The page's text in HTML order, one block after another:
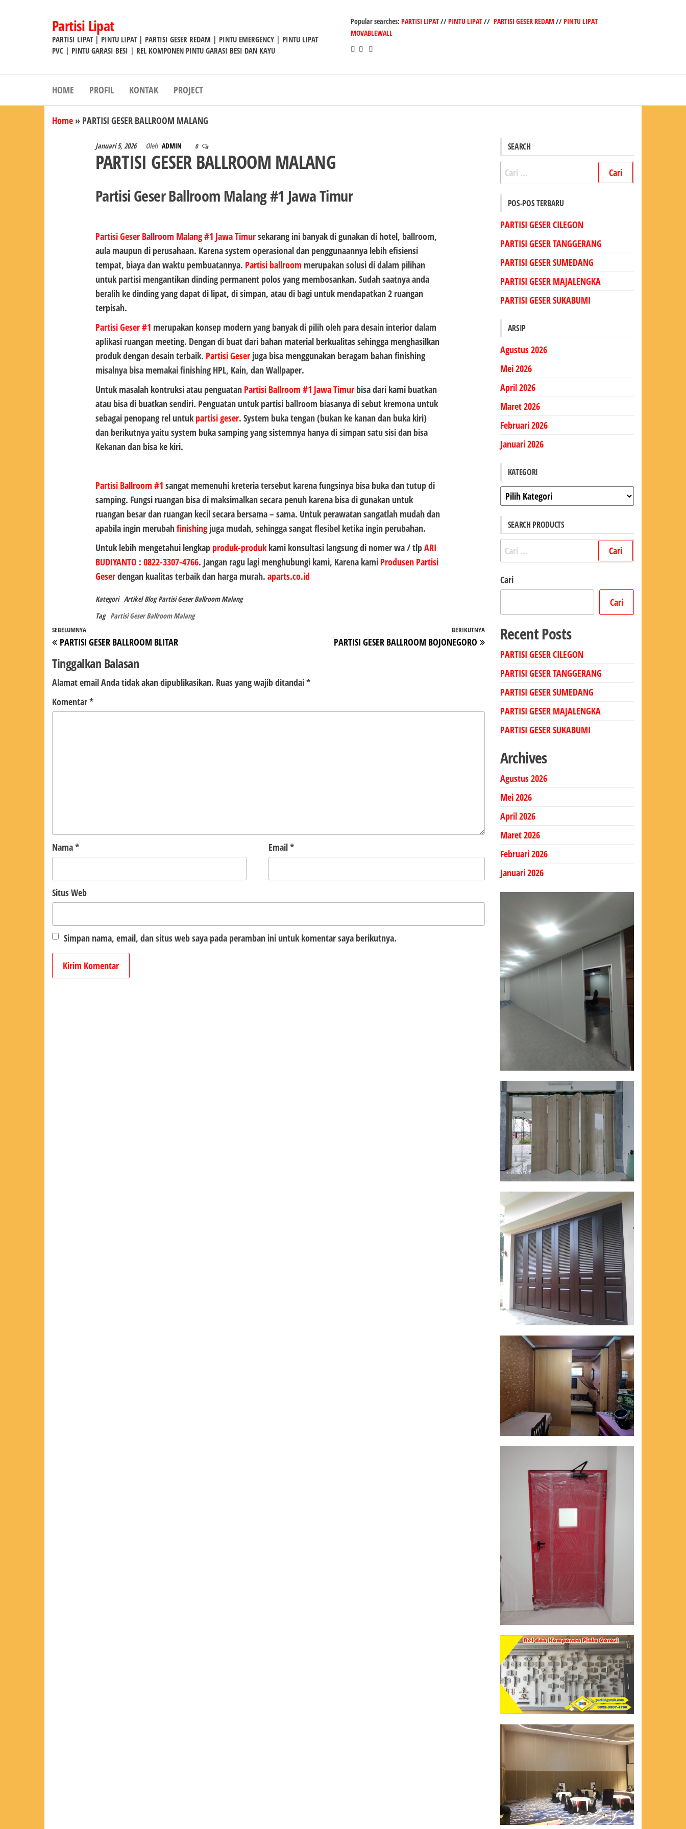
Partisi Lipat
PARTISI LIPAT | PINTU LIPAT | PARTISI GESER REDAM | PINTU EMERGENCY | PINTU LIPAT
PVC | PINTU GARASI BESI | REL KOMPONEN PINTU GARASI BESI DAN KAYU
Popular searches: PARTISI LIPAT//PINTU LIPAT// PARTISI GESER REDAM//PINTU LIPAT
MOVABLEWALL
HOME PROFIL KONTAK PROJECT
Home » PARTISI GESER BALLROOM MALANG
Januari 5, 2026 Oleh ADMIN 0
PARTISI GESER BALLROOM MALANG
Partisi Geser Ballroom Malang #1 Jawa Timur
Partisi Geser Ballroom Malang #1 Jawa Timursekarang ini banyak di gunakan di hotel, ballroom,
aula maupun di perusahaan. Karena system operasional dan penggunaannya lebih efisiensi
tempat, biaya dan waktu pembuatannya. Partisi ballroom merupakan solusi di dalam pilihan
untuk partisi mengantikan dinding permanent polos yang membosankan. Sudah saatnya anda
beralih ke dinding yang dapat di lipat, di simpan, atau di bagi untuk mendapatkan 2 ruangan
terpisah.
Partisi Geser #1 merupakan konsep modern yang banyak di pilih oleh para desain interior dalam
aplikasi ruangan meeting. Dengan di buat dari bahan material berkualitas sehingga menghasilkan
produk dengan desain terbaik. Partisi Geser juga bisa menggunakan beragam bahan finishing
misalnya bisa memakai finishing HPL, Kain, dan Wallpaper.
Untuk masalah kontruksi atau penguatan Partisi Ballroom #1 Jawa Timurbisa dari kami buatkan
atau bisa di buatkan sendiri. Penguatan untuk partisi ballroom biasanya di sebut kremona untuk
sebagai penopang rel untuk partisi geser. System buka tengan (bukan ke kanan dan buka kiri)
dan berikutnya yaitu system buka samping yang sistemnya hanya di simpan satu sisi dan bisa
Kekanan dan bisa ke kiri.
Partisi Ballroom #1 sangat memenuhi kreteria tersebut karena fungsinya bisa buka dan tutup di
samping. Fungsi ruangan bisa di maksimalkan secara penuh karena bisa di gunakan untuk
ruangan besar dan ruangan kecil secara bersama – sama. Untuk perawatan sangatlah mudah dan
apabila ingin merubahfinishingjuga mudah, sehingga sangat flesibel ketika ingin perubahan.
Untuk lebih mengetahui lengkap produk-produkkami konsultasi langsung di nomer wa / tlpARI
BUDIYANTO : 0822-3307-4766. Jangan ragu lagi menghubungi kami, Karena kami Produsen Partisi
Geserdengan kualitas terbaik dan harga murah. aparts.co.id
Kategori Artikel Blog Partisi Geser Ballroom Malang
Tag Partisi Geser Ballroom Malang
Navigasi
pos
Pos
Sebelumnya
SEBELUMNYA
PARTISI GESER BALLROOM BLITAR
Pos
Berikutnya
BERIKUTNYA
PARTISI GESER BALLROOM BOJONEGORO
Tinggalkan Balasan
Alamat email Anda tidak akan dipublikasikan. Ruas yang wajib ditandai*
Komentar*
Nama* Email*
Situs Web
Simpan nama, email, dan situs web saya pada peramban ini untuk komentar saya berikutnya.
SEARCH
Cari
untuk:
POS-POS TERBARU
PARTISI GESER CILEGON
PARTISI GESER TANGGERANG
PARTISI GESER SUMEDANG
PARTISI GESER MAJALENGKA
PARTISI GESER SUKABUMI
ARSIP
Agustus 2026
Mei 2026
April 2026
Maret 2026
Februari 2026
Januari 2026
KATEGORI
Kategori
SEARCH PRODUCTS
Cari
untuk:
Cari
Cari
Recent Posts
PARTISI GESER CILEGON
PARTISI GESER TANGGERANG
PARTISI GESER SUMEDANG
PARTISI GESER MAJALENGKA
PARTISI GESER SUKABUMI
Archives
Agustus 2026
Mei 2026
April 2026
Maret 2026
Februari 2026
Januari 2026